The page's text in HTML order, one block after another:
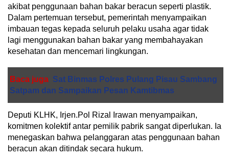
akibat penggunaan bahan bakar beracun seperti plastik.
Dalam pertemuan tersebut, pemerintah menyampaikan
imbauan tegas kepada seluruh pelaku usaha agar tidak
lagi menggunakan bahan bakar yang membahayakan
kesehatan dan mencemari lingkungan.
Baca juga Sat Binmas Polres Pulang Pisau Sambang
Satpam dan Sampaikan Pesan Kamtibmas
Deputi KLHK, Irjen.Pol Rizal Irawan menyampaikan,
komitmen kolektif antar pemilik pabrik sangat diperlukan. Ia
menegaskan bahwa pelanggaran atas penggunaan bahan
beracun akan ditindak secara hukum.